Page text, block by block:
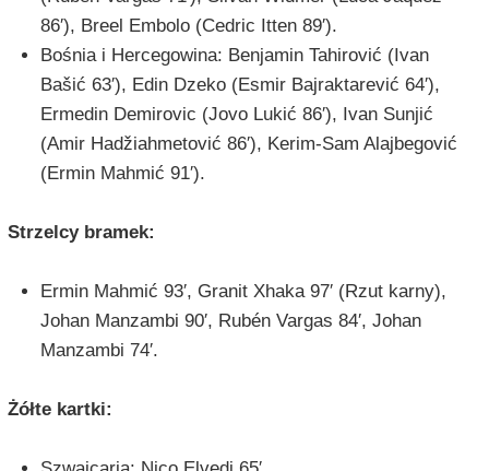
86′), Breel Embolo (Cedric Itten 89′).
Bośnia i Hercegowina: Benjamin Tahirović (Ivan
Bašić 63′), Edin Dzeko (Esmir Bajraktarević 64′),
Ermedin Demirovic (Jovo Lukić 86′), Ivan Sunjić
(Amir Hadžiahmetović 86′), Kerim-Sam Alajbegović
(Ermin Mahmić 91′).
Strzelcy bramek:
Ermin Mahmić 93′, Granit Xhaka 97′ (Rzut karny),
Johan Manzambi 90′, Rubén Vargas 84′, Johan
Manzambi 74′.
Żółte kartki: